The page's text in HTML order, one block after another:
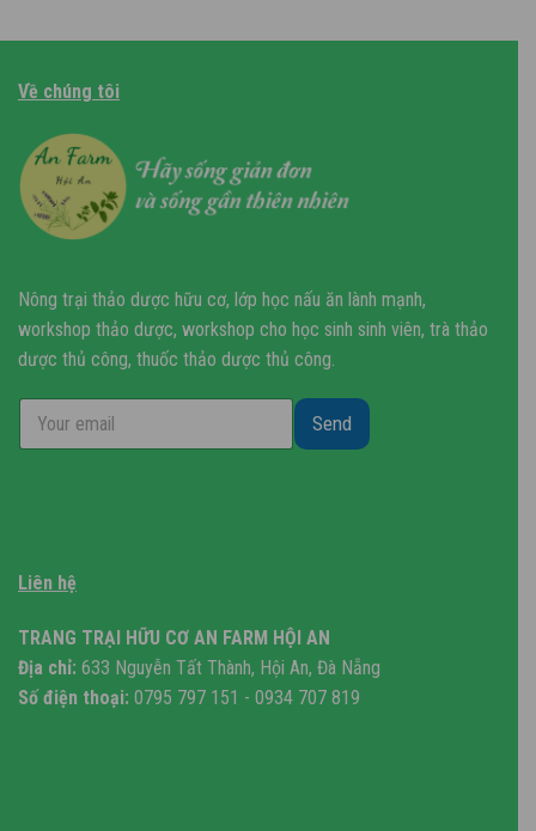
thể.
Các
tùy
được
chọn
trên
được
chọn
Về chúng tôi
Nông trại thảo dược hữu cơ, lớp học nấu ăn lành mạnh,
workshop thảo dược, workshop cho học sinh sinh viên, trà thảo
dược thủ công, thuốc thảo dược thủ công.
Send
Liên hệ
TRANG TRẠI HỮU CƠ AN FARM HỘI AN
Địa chỉ: 633 Nguyễn Tất Thành, Hội An, Đà Nẵng
Số điện thoại: 0795 797 151 - 0934 707 819